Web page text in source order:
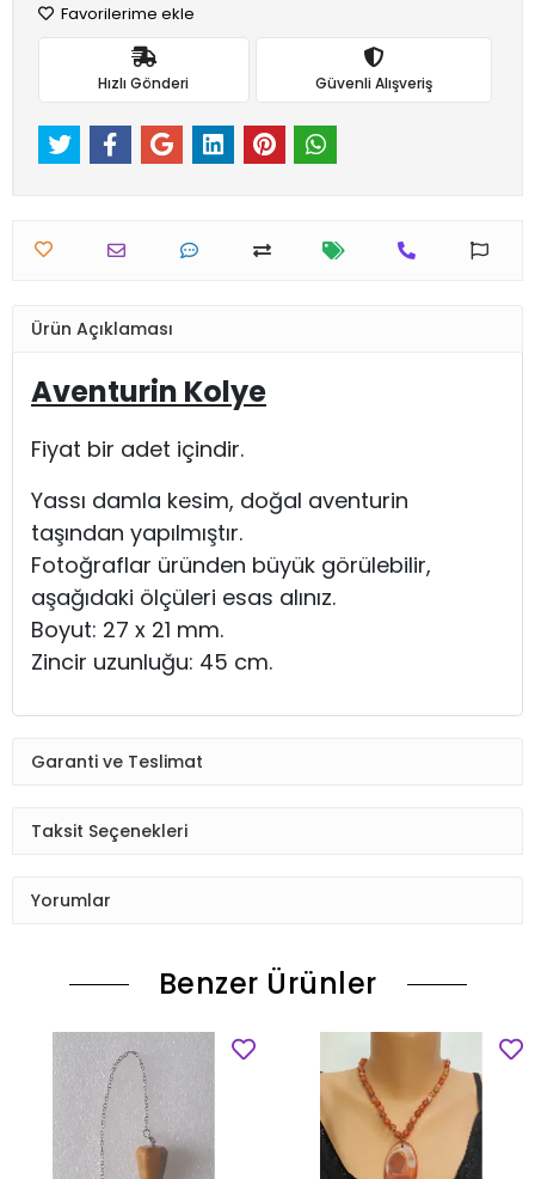
Favorilerime ekle
Hızlı Gönderi Güvenli Alışveriş
Ürün Açıklaması
Aventurin Kolye
Fiyat bir adet içindir.
Yassı damla kesim, doğal aventurin
taşından yapılmıştır.
Fotoğraflar üründen büyük görülebilir,
aşağıdaki ölçüleri esas alınız.
Boyut: 27 x 21 mm.
Zincir uzunluğu: 45 cm.
Garanti ve Teslimat
Taksit Seçenekleri
Yorumlar
Benzer Ürünler